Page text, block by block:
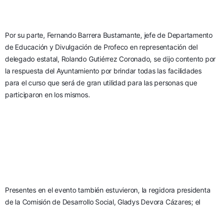
Por su parte, Fernando Barrera Bustamante, jefe de Departamento
de Educación y Divulgación de Profeco en representación del
delegado estatal, Rolando Gutiérrez Coronado, se dijo contento por
la respuesta del Ayuntamiento por brindar todas las facilidades
para el curso que será de gran utilidad para las personas que
participaron en los mismos.
Presentes en el evento también estuvieron, la regidora presidenta
de la Comisión de Desarrollo Social, Gladys Devora Cázares; el